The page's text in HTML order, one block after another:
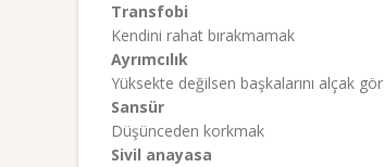
Transfobi
Kendini rahat bırakmamak
Ayrımcılık
Yüksekte değilsen başkalarını alçak gör
Sansür
Düşünceden korkmak
Sivil anayasa